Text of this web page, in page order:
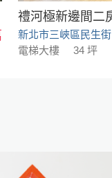
新北市三峽區民生街
電梯大樓 34 坪